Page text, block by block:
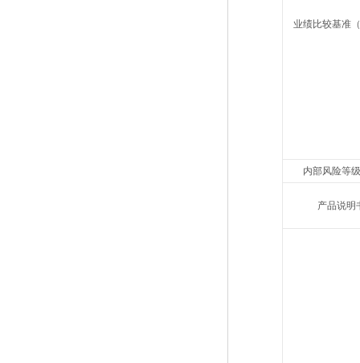
业绩比较基准
内部风险等
产品说明